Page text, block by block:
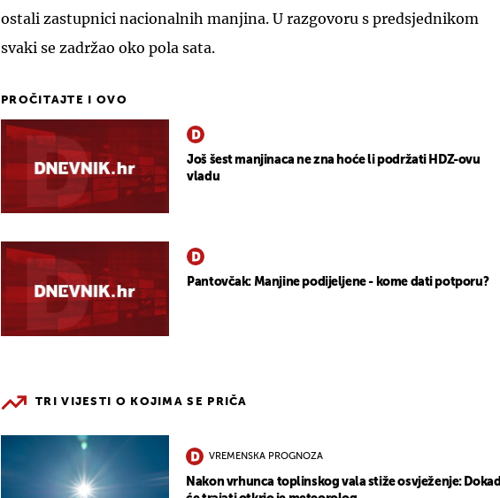
ostali zastupnici nacionalnih manjina. U razgovoru s predsjednikom
svaki se zadržao oko pola sata.
PROČITAJTE I OVO
Još šest manjinaca ne zna hoće li podržati HDZ-ovu
vladu
Pantovčak: Manjine podijeljene - kome dati potporu?
TRI VIJESTI O KOJIMA SE PRIČA
VREMENSKA PROGNOZA
Nakon vrhunca toplinskog vala stiže osvježenje: Dokad